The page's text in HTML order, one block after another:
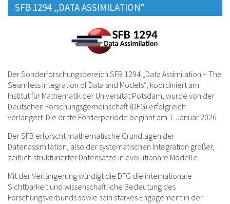
SFB 1294 „DATA ASSIMILATION“
Der Sonderforschungsbereich SFB 1294 „Data Assimilation – The
Seamless Integration of Data and Models“, koordiniert am
Institut für Mathematik der Universität Potsdam, wurde von der
Deutschen Forschungsgemeinschaft (DFG) erfolgreich
verlängert. Die dritte Förderperiode beginnt am 1. Januar 2026.
Der SFB erforscht mathematische Grundlagen der
Datenassimilation, also der systematischen Integration großer,
zeitlich strukturierter Datensätze in evolutionäre Modelle.
Mit der Verlängerung würdigt die DFG die internationale
Sichtbarkeit und wissenschaftliche Bedeutung des
Forschungsverbunds sowie sein starkes Engagement in der